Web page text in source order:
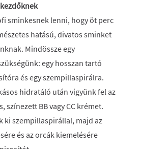
sminkesnek lenni, hogy öt perc
hatású, divatos sminket
Mindössze egy
egy hosszan tartó
és egy szempillaspirálra.
hidratáló után vigyünk fel az
színezett BB vagy CC krémet.
ki szempillaspirállal, majd az
és az orcák kiemelésére